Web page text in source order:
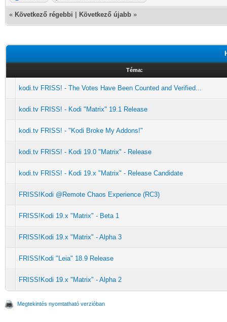
« Következő régebbi Következő újabb »
Téma:
kodi.tv FRISS! - The Votes Have Been Counted and Verified...
kodi.tv FRISS! - Kodi "Matrix" 19.1 Release
kodi.tv FRISS! - "Kodi Broke My Addons!"
kodi.tv FRISS! - Kodi 19.0 "Matrix" - Release
kodi.tv FRISS! - Kodi 19.x "Matrix" - Release Candidate
FRISS!Kodi @Remote Chaos Experience (RC3)
FRISS!Kodi 19.x "Matrix" - Beta 1
FRISS!Kodi 19.x "Matrix" - Alpha 3
FRISS!Kodi "Leia" 18.9 Release
FRISS!Kodi 19.x "Matrix" - Alpha 2
Megtekintés nyomtatható verzióban